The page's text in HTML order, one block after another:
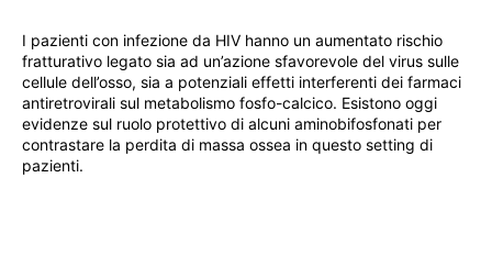
I pazienti con infezione da HIV hanno un aumentato rischio
fratturativo legato sia ad un’azione sfavorevole del virus sulle
cellule dell’osso, sia a potenziali effetti interferenti dei farmaci
antiretrovirali sul metabolismo fosfo-calcico. Esistono oggi
evidenze sul ruolo protettivo di alcuni aminobifosfonati per
contrastare la perdita di massa ossea in questo setting di
pazienti.